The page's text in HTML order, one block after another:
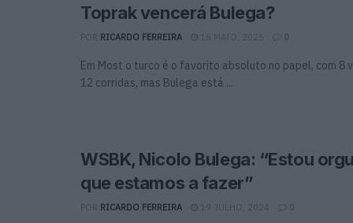
Toprak vencerá Bulega?
RICARDO FERREIRA 16 MAIO, 2025 0
Em Most o turco é o favorito absoluto no papel, com 8
12 corridas, mas Bulega está ...
WSBK, Nicolo Bulega: “Estou
que estamos a fazer”
RICARDO FERREIRA 19 JULHO, 2024 0